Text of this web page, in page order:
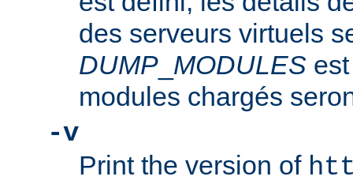
des serveurs virtuels
DUMP MODULES
modules chargés
-v
Print the version of